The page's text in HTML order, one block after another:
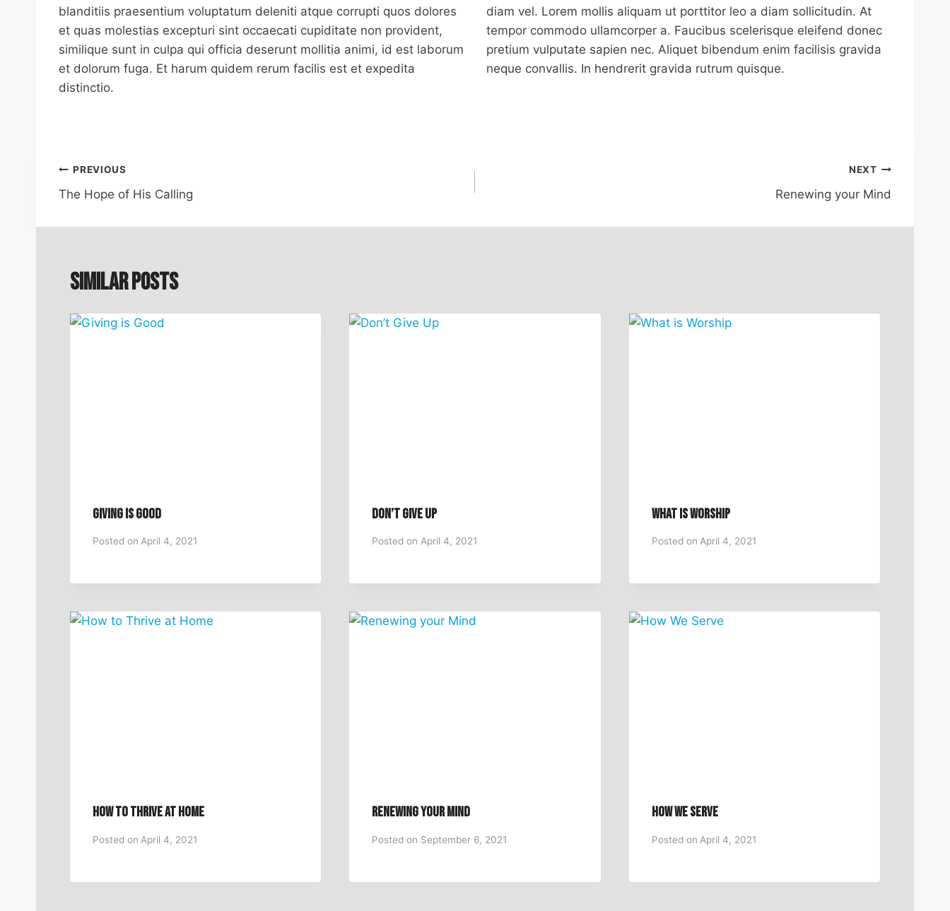
blanditiis praesentium voluptatum deleniti atque corrupti quos dolores
et quas molestias excepturi sint occaecati cupiditate non provident,
similique sunt in culpa qui officia deserunt mollitia animi, id est laborum
et dolorum fuga. Et harum quidem rerum facilis est et expedita
distinctio.
diam vel. Lorem mollis aliquam ut porttitor leo a diam sollicitudin. At
tempor commodo ullamcorper a. Faucibus scelerisque eleifend donec
pretium vulputate sapien nec. Aliquet bibendum enim facilisis gravida
neque convallis. In hendrerit gravida rutrum quisque.
Post
navigation
PREVIOUS
The Hope of His Calling
NEXT
Renewing your Mind
Similar Posts
Giving is Good
Posted on April 4, 2021
Don’t Give Up
Posted on April 4, 2021
What is Worship
Posted on April 4, 2021
How to Thrive at Home
Posted on April 4, 2021
Renewing your Mind
Posted on September 6, 2021
How We Serve
Posted on April 4, 2021